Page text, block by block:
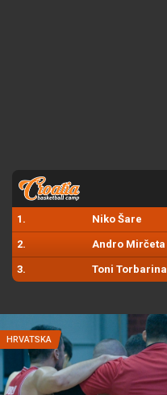
1. Niko Šare
2. Andro Mirčeta
3. Toni Torbarina
HRVATSKA